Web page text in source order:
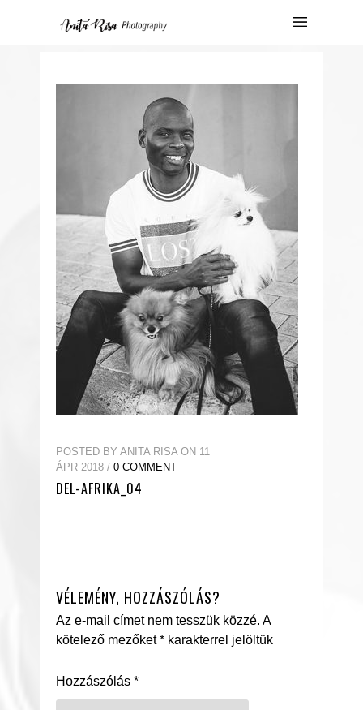
POSTED BY ANITA RISA ON 11
ÁPR 2018 / 0 COMMENT
DEL-AFRIKA_04
VÉLEMÉNY, HOZZÁSZÓLÁS?
Az e-mail címet nem tesszük közzé. A
kötelező mezőket* karakterrel jelöltük
Hozzászólás *